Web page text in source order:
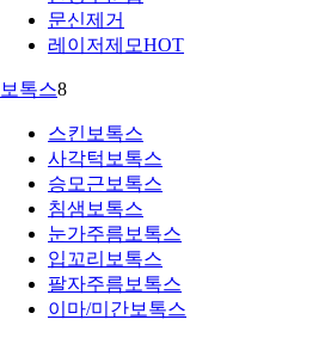
문신제거
레이저제모HOT
보톡스8
스킨보톡스
사각턱보톡스
승모근보톡스
침샘보톡스
눈가주름보톡스
입꼬리보톡스
팔자주름보톡스
이마/미간보톡스